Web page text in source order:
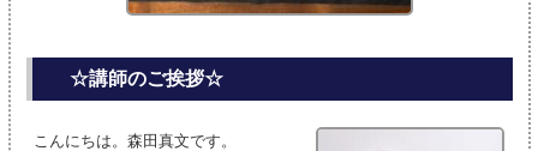
☆講師のご挨拶☆
こんにちは。森田真文です。